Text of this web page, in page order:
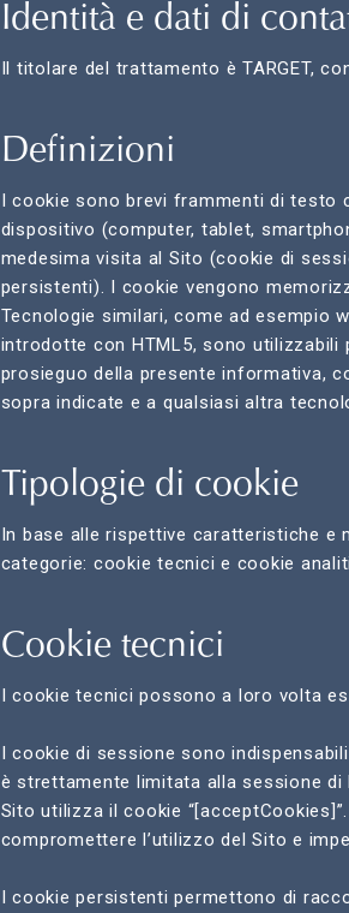
Identità e dati di
Il titolare del trattamento è TARGET,
Definizioni
I cookie sono brevi frammenti di testo
dispositivo (computer, tablet,
medesima visita al Sito (cookie di
persistenti). I cookie vengono
Tecnologie similari, come ad esempio
introdotte con HTML5, sono utilizzabili
prosieguo della presente informativa,
sopra indicate e a qualsiasi altra
Tipologie di cookie
In base alle rispettive caratteristiche e
categorie: cookie tecnici e cookie
Cookie tecnici
I cookie tecnici possono a loro volta
I cookie di sessione sono
è strettamente limitata alla sessione
Sito utilizza il cookie
compromettere l’utilizzo del Sito e
I cookie persistenti permettono di